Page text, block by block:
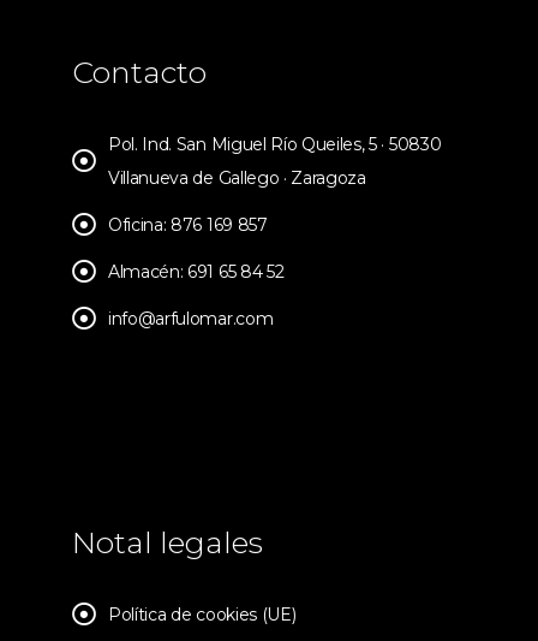
Contacto
Pol. Ind. San Miguel Río Queiles, 5 · 50830
Villanueva de Gallego · Zaragoza
Oficina: 876 169 857
Almacén: 691 65 84 52
info@arfulomar.com
Notal legales
Política de cookies (UE)